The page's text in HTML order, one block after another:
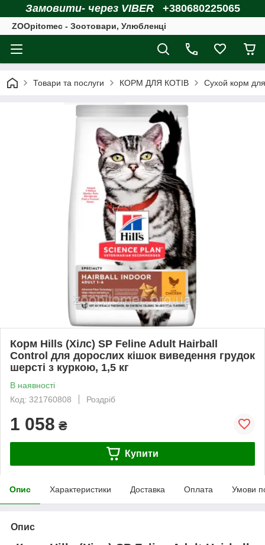
Замовити- через VIBER +380680225065
ZOOpitomec - Зоотовари, Улюбленці
Товари та послуги КОРМ ДЛЯ КОТІВ Сухой корм
Корм Hills (Хілс) SP Feline Adult Hairball
Control для дорослих кішок виведення грудок
шерсті з куркою, 1,5 кг
В наявності
Код: 321760808
Роздріб
1 058 ₴
Купити
Опис Характеристики Доставка Оплата Умови
Опис